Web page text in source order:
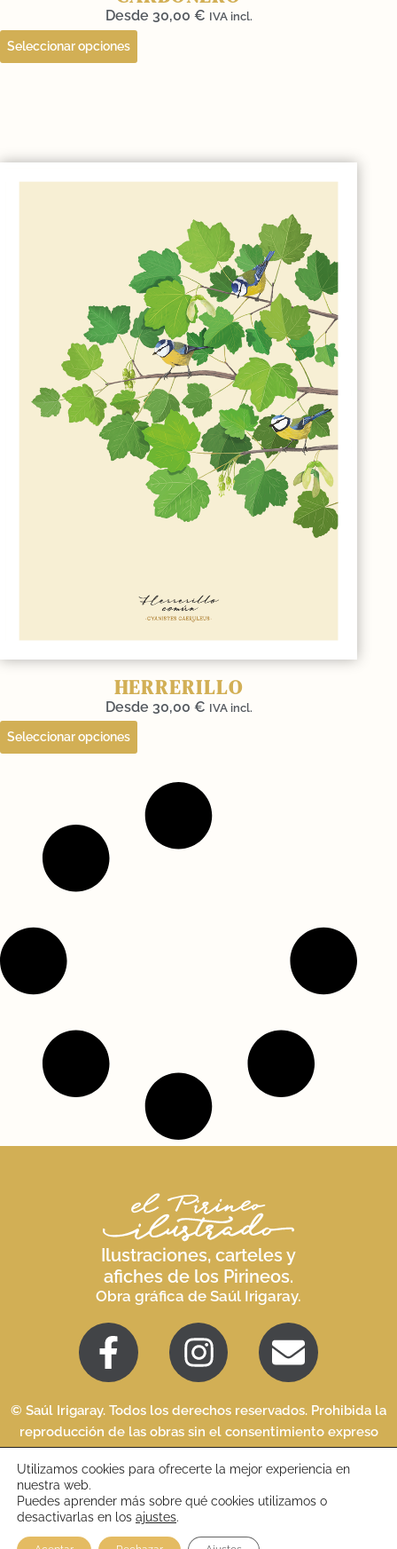
Desde 30,00 € IVA incl.
Seleccionar opciones
HERRERILLO
Desde 30,00 € IVA incl.
Seleccionar opciones
Ilustraciones, carteles y
afiches de los Pirineos.
Obra gráfica de Saúl Irigaray.
© Saúl Irigaray. Todos los derechos reservados. Prohibida la
reproducción de las obras sin el consentimiento expreso
del autor.
Aviso legal Privacidad Términos y condiciones Cookies
Utilizamos cookies para ofrecerte la mejor experiencia en
nuestra web.
Puedes aprender más sobre qué cookies utilizamos o
desactivarlas en los ajustes.